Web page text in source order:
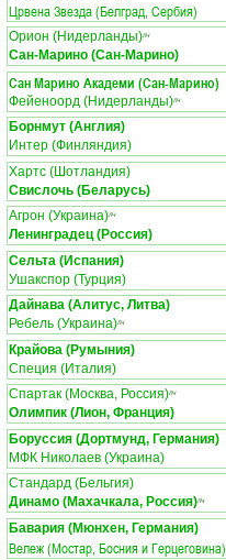
Црвена Звезда (Белград, Сербия)
Орион (Нидерланды)ЛЧ
Сан-Марино (Сан-Марино)
Сан Марино Академи (Сан-Марино)
Фейеноорд (Нидерланды)ЛЧ
Борнмут (Англия)
Интер (Финляндия)
Хартс (Шотландия)
Свислочь (Беларусь)
Агрон (Украина)ЛЧ
Ленинградец (Россия)
Сельта (Испания)
Ушакспор (Турция)
Дайнава (Алитус, Литва)
Ребель (Украина)ЛЧ
Крайова (Румыния)
Специя (Италия)
Спартак (Москва, Россия)ЛЧ
Олимпик (Лион, Франция)
Боруссия (Дортмунд, Германия)
МФК Николаев (Украина)
Стандард (Бельгия)
Динамо (Махачкала, Россия)ЛЧ
Бавария (Мюнхен, Германия)
Вележ (Мостар, Босния и Герцеговина)